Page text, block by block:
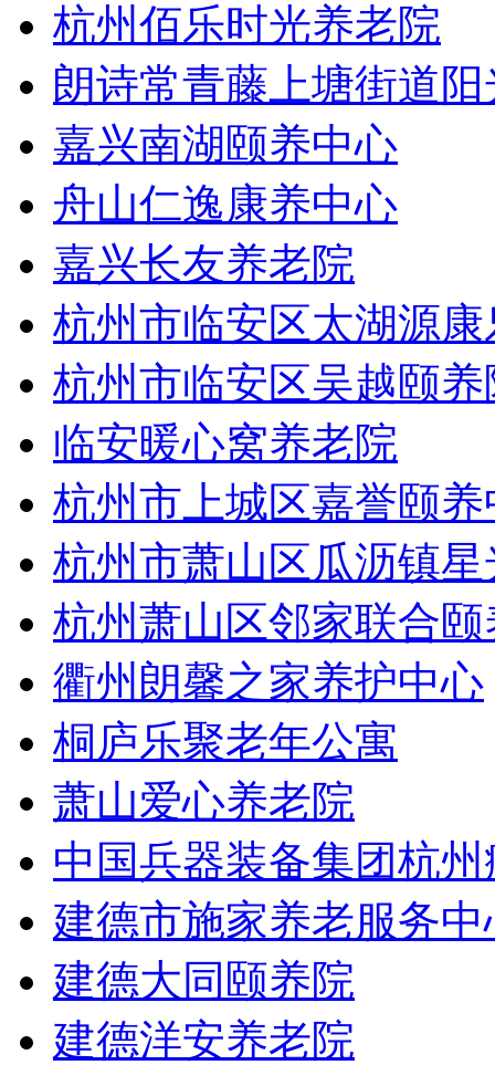
杭州佰乐时光养老院
朗诗常青藤上塘街道
嘉兴南湖颐养中心
舟山仁逸康养中心
嘉兴长友养老院
杭州市临安区太湖源
杭州市临安区吴越颐养
临安暖心窝养老院
杭州市上城区嘉誉颐养
杭州市萧山区瓜沥镇
杭州萧山区邻家联合颐
衢州朗馨之家养护中心
桐庐乐聚老年公寓
萧山爱心养老院
中国兵器装备集团杭
建德市施家养老服务中
建德大同颐养院
建德洋安养老院